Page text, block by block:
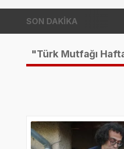
SON DAKİKA
"Türk Mutfağı